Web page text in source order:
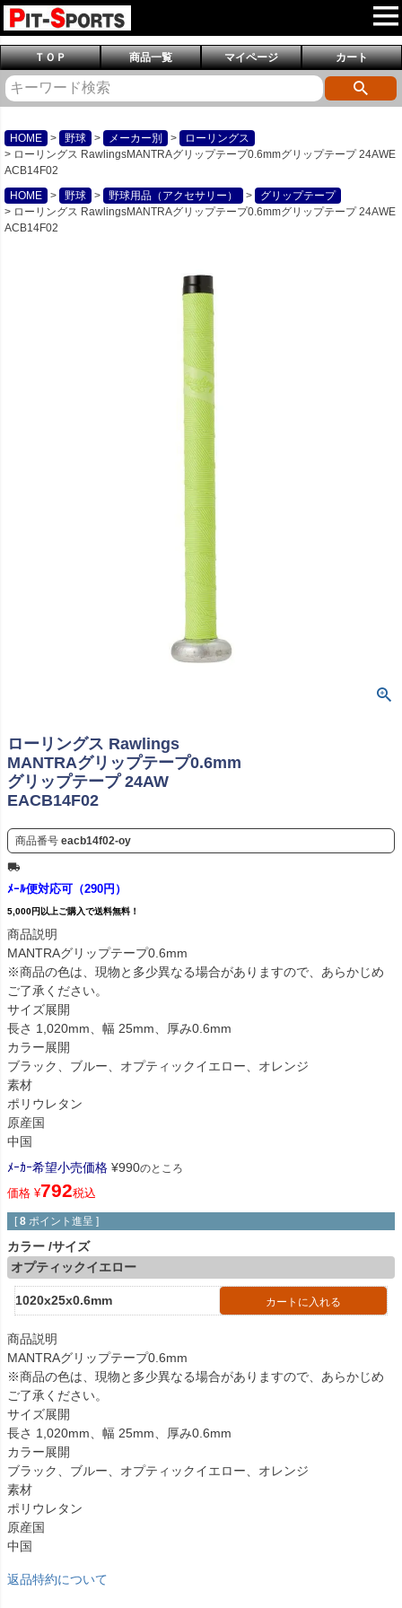
ＴＯＰ 商品一覧 マイページ カート
HOME 野球 メーカー別
ローリングス
ローリングス RawlingsMANTRAグリップテープ0.6mmグリップテープ 24AWE
ACB14F02
HOME
野球 野球用品（アクセサリー）
グリップテープ
ローリングス RawlingsMANTRAグリップテープ0.6mmグリップテープ 24AWE
ACB14F02
ローリングス Rawlings
MANTRAグリップテープ0.6mm
グリップテープ 24AW
EACB14F02
商品番号 eacb14f02-oy
ﾒｰﾙ便対応可（290円）
5,000円以上ご購入で送料無料！
商品説明
MANTRAグリップテープ0.6mm
※商品の色は、現物と多少異なる場合がありますので、あらかじめ
ご了承ください。
サイズ展開
長さ 1,020mm、幅 25mm、厚み0.6mm
カラー展開
ブラック、ブルー、オプティックイエロー、オレンジ
素材
ポリウレタン
原産国
中国
ﾒｰｶｰ希望小売価格 ¥990のところ
価格 ¥792税込
[ 8 ポイント進呈 ]
カラー サイズ
オプティックイエロー
1020x25x0.6mm カートに入れる
商品説明
MANTRAグリップテープ0.6mm
※商品の色は、現物と多少異なる場合がありますので、あらかじめ
ご了承ください。
サイズ展開
長さ 1,020mm、幅 25mm、厚み0.6mm
カラー展開
ブラック、ブルー、オプティックイエロー、オレンジ
素材
ポリウレタン
原産国
中国
返品特約について